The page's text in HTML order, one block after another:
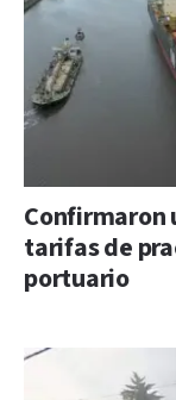
Confirmaron
tarifas de
portuario